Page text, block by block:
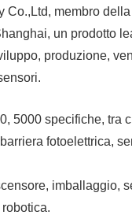
membro
un prodotto
produzione,
5000 specifiche,
fotoelettrica,
imballaggio,